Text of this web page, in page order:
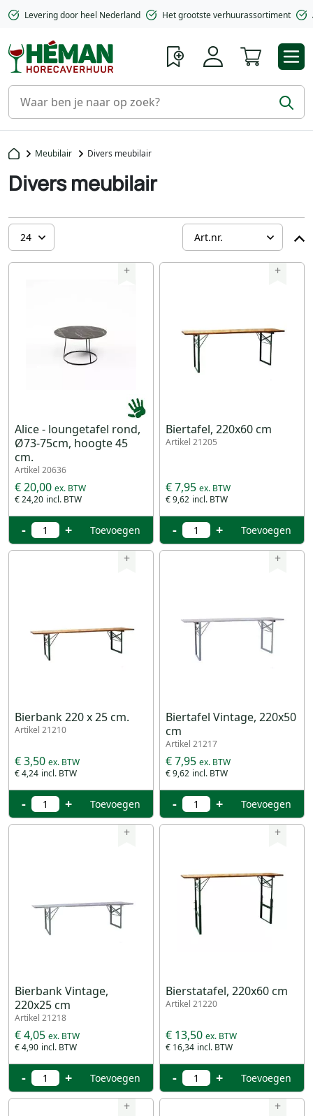
Levering door heel Nederland Het grootste verhuurassortiment
Meubilair Divers meubilair
Divers meubilair
+
Alice - loungetafel rond,
Ø73-75cm, hoogte 45
cm.
Artikel 20636
€ 24,20
€ 20,00
- + Toevoegen
+
Biertafel, 220x60 cm
Artikel 21205
€ 9,62
€ 7,95
- + Toevoegen
+
Bierbank 220 x 25 cm.
Artikel 21210
€ 4,24
€ 3,50
- + Toevoegen
+
Biertafel Vintage, 220x50
cm
Artikel 21217
€ 9,62
€ 7,95
- + Toevoegen
+
Bierbank Vintage,
220x25 cm
Artikel 21218
€ 4,90
€ 4,05
- + Toevoegen
+
Bierstatafel, 220x60 cm
Artikel 21220
€ 16,34
€ 13,50
- + Toevoegen
+ +